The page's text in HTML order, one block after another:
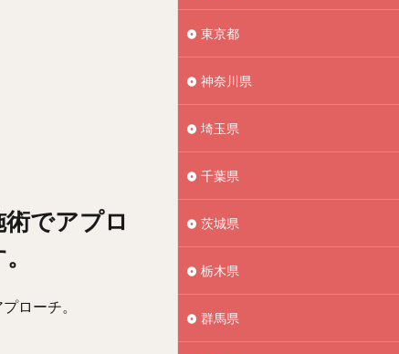
でアプロ
ローチ。
東京都
神奈川県
埼玉県
千葉県
茨城県
栃木県
群馬県